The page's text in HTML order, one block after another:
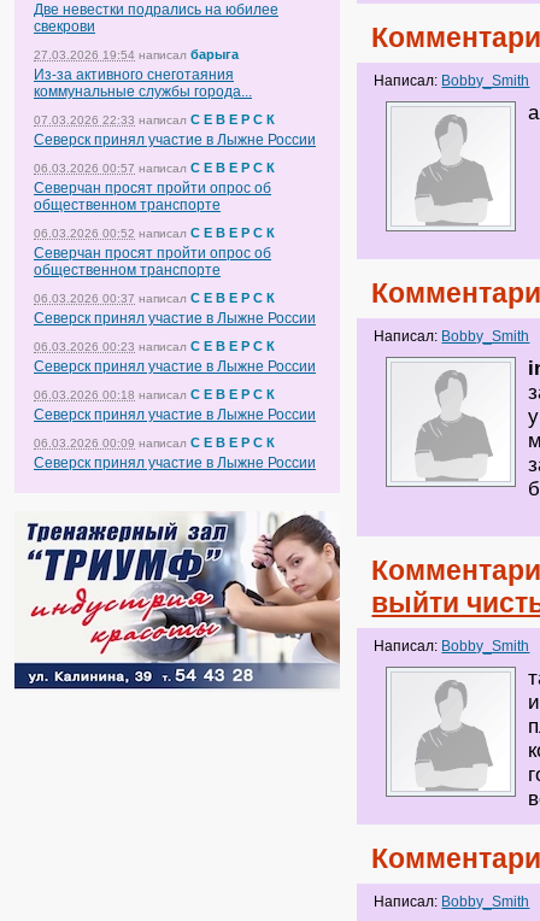
Две невестки подрались на юбилее
свекрови
27.03.2026 19:54 написал барыга
Из-за активного снеготаяния
коммунальные службы города...
07.03.2026 22:33 написал С Е В Е Р С К
Северск принял участие в Лыжне России
06.03.2026 00:57 написал С Е В Е Р С К
Северчан просят пройти опрос об
общественном транспорте
06.03.2026 00:52 написал С Е В Е Р С К
Северчан просят пройти опрос об
общественном транспорте
06.03.2026 00:37 написал С Е В Е Р С К
Северск принял участие в Лыжне России
06.03.2026 00:23 написал С Е В Е Р С К
Северск принял участие в Лыжне России
06.03.2026 00:18 написал С Е В Е Р С К
Северск принял участие в Лыжне России
06.03.2026 00:09 написал С Е В Е Р С К
Северск принял участие в Лыжне России
Написал: Bobby_Smith
Написал: Bobby_Smith
выйти
Написал: Bobby_Smith
Написал: Bobby_Smith